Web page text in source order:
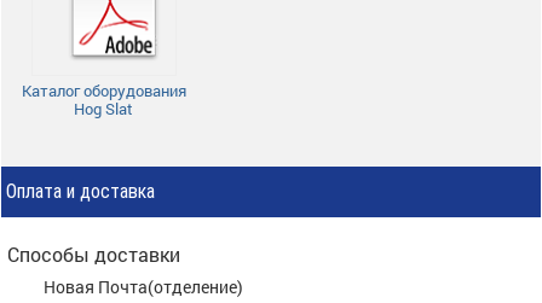
Каталог оборудования
Hog Slat
Оплата и доставка
Способы доставки
Новая Почта(отделение)